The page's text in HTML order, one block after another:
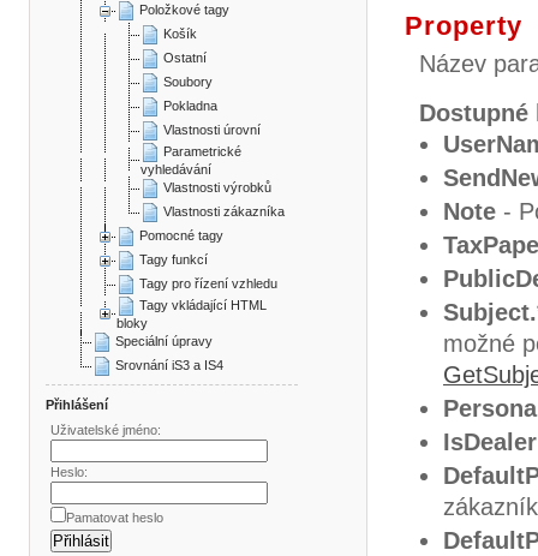
Položkové tagy
Košík
Ostatní
Soubory
Pokladna
Vlastnosti úrovní
Parametrické
vyhledávání
Vlastnosti výrobků
Vlastnosti zákazníka
Pomocné tagy
Tagy funkcí
Tagy pro řízení vzhledu
Tagy vkládající HTML
bloky
Speciální úpravy
Srovnání iS3 a IS4
Přihlášení
Uživatelské jméno:
Heslo:
Pamatovat heslo
Property
Název
Dostupné
Note -
možné
IsDealer